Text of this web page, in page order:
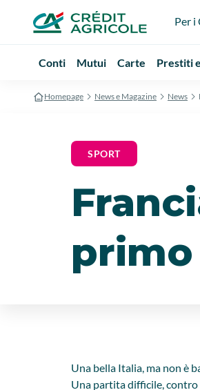
Per i
Conti Mutui Carte Prestiti
Homepage News e Magazine News
SPORT
Una bella Italia, ma non è
Una partita difficile, contro